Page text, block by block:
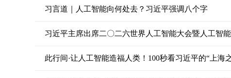
习言道｜人工智能向何处去？习近平强调八个字
习近平主席出席二〇二六世界人工智能大会暨人工智
此行间·让人工智能造福人类！100秒看习近平的“上海